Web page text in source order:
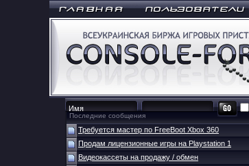
Последние сообщения
Требуется мастер по FreeBoot Xbox 360
Продам лицензионные игры на Playstation 1
Видеокассеты на продажу / обмен